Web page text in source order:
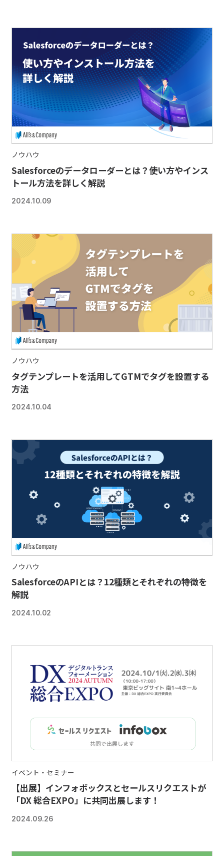
ノウハウ
Salesforceのデータローダーとは？使い方やインス
トール方法を詳しく解説
2024.10.09
ノウハウ
タグテンプレートを活用してGTMでタグを設置する
方法
2024.10.04
ノウハウ
SalesforceのAPIとは？12種類とそれぞれの特徴を
解説
2024.10.02
イベント・セミナー
【出展】インフォボックスとセールスリクエストが
「DX 総合EXPO」に共同出展します！
2024.09.26